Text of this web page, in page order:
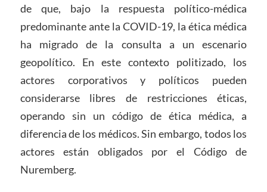
de que, bajo la respuesta político-médica
predominante ante la COVID-19, la ética médica
ha migrado de la consulta a un escenario
geopolítico. En este contexto politizado, los
actores corporativos y políticos pueden
considerarse libres de restricciones éticas,
operando sin un código de ética médica, a
diferencia de los médicos. Sin embargo, todos los
actores están obligados por el Código de
Nuremberg.